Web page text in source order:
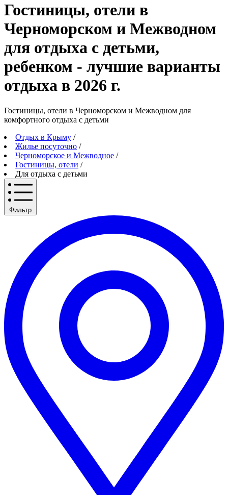
Гостиницы, отели в
Черноморском и Межводном
для отдыха с детьми,
ребенком - лучшие варианты
отдыха в 2026 г.
Гостиницы, отели в Черноморском и Межводном для
комфортного отдыха с детьми
Отдых в Крыму /
Жилье посуточно /
Черноморское и Межводное /
Гостиницы, отели /
Для отдыха с детьми
Фильтр